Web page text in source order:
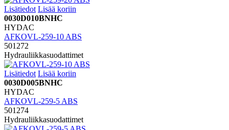
Lisätiedot Lisää koriin
0030D010BNHC
HYDAC
AFKOVL-259-10 ABS
501272
Hydrauliikkasuodattimet
Lisätiedot Lisää koriin
0030D005BNHC
HYDAC
AFKOVL-259-5 ABS
501274
Hydrauliikkasuodattimet